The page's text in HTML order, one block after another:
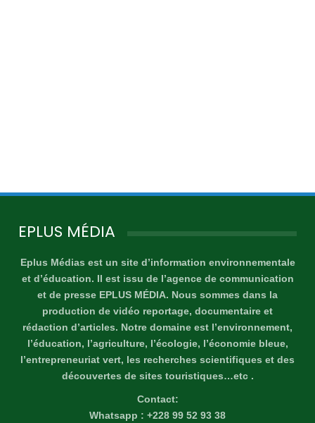
EPLUS MÉDIA
Eplus Médias est un site d’information environnementale
et d’éducation. Il est issu de l’agence de communication
et de presse EPLUS MÉDIA. Nous sommes dans la
production de vidéo reportage, documentaire et
rédaction d’articles. Notre domaine est l’environnement,
l’éducation, l’agriculture, l’écologie, l’économie bleue,
l’entrepreneuriat vert, les recherches scientifiques et des
découvertes de sites touristiques…etc .
Contact:
Whatsapp : +228 99 52 93 38